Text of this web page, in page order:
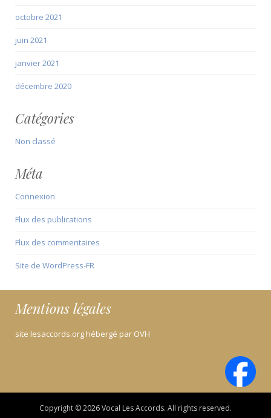
octobre 2021
juin 2021
janvier 2021
décembre 2020
Catégories
Non classé
Méta
Connexion
Flux des publications
Flux des commentaires
Site de WordPress-FR
Mentions légales
site lesaccords.org hébergé par OVH
Copyright © 2026 Vocal Les Accords. All rights reserved.